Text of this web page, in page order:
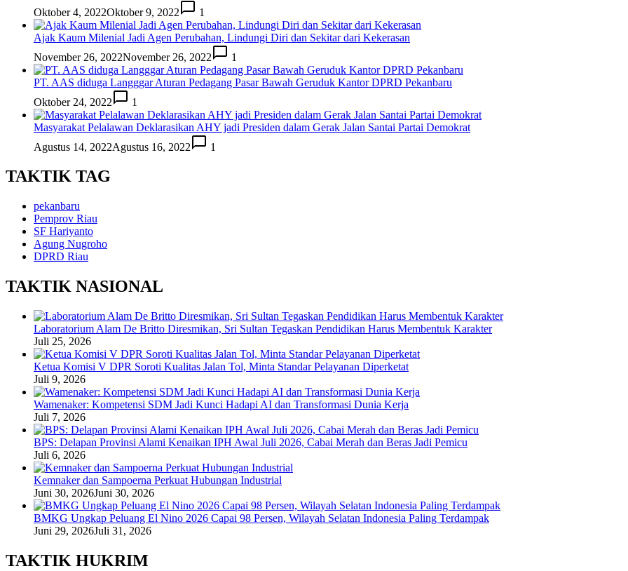
Oktober 4, 2022Oktober 9, 2022 1
Ajak Kaum Milenial Jadi Agen Perubahan, Lindungi Diri dan Sekitar dari Kekerasan
November 26, 2022November 26, 2022 1
PT. AAS diduga Langggar Aturan Pedagang Pasar Bawah Geruduk Kantor DPRD Pekanbaru
Oktober 24, 2022
1
Masyarakat Pelalawan Deklarasikan AHY jadi Presiden dalam Gerak Jalan Santai Partai Demokrat
Agustus 14, 2022Agustus 16, 2022 1
TAKTIK TAG
pekanbaru
Pemprov Riau
SF Hariyanto
Agung Nugroho
DPRD Riau
TAKTIK NASIONAL
Laboratorium Alam De Britto Diresmikan, Sri Sultan Tegaskan Pendidikan Harus Membentuk Karakter
Juli 25, 2026
Ketua Komisi V DPR Soroti Kualitas Jalan Tol, Minta Standar Pelayanan Diperketat
Juli 9, 2026
Wamenaker: Kompetensi SDM Jadi Kunci Hadapi AI dan Transformasi Dunia Kerja
Juli 7, 2026
BPS: Delapan Provinsi Alami Kenaikan IPH Awal Juli 2026, Cabai Merah dan Beras Jadi Pemicu
Juli 6, 2026
Kemnaker dan Sampoerna Perkuat Hubungan Industrial
Juni 30, 2026Juni 30, 2026
BMKG Ungkap Peluang El Nino 2026 Capai 98 Persen, Wilayah Selatan Indonesia Paling Terdampak
Juni 29, 2026Juli 31, 2026
TAKTIK HUKRIM